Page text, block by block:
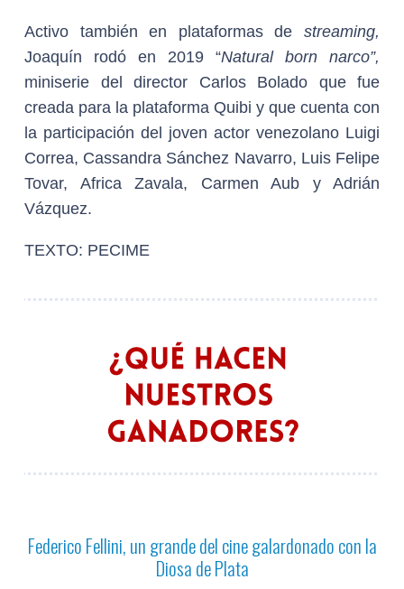
Activo también en plataformas de streaming,
Joaquín rodó en 2019 “Natural born narco”,
miniserie del director Carlos Bolado que fue
creada para la plataforma Quibi y que cuenta con
la participación del joven actor venezolano Luigi
Correa, Cassandra Sánchez Navarro, Luis Felipe
Tovar, Africa Zavala, Carmen Aub y Adrián
Vázquez.
TEXTO: PECIME
Federico Fellini, un grande del cine galardonado con la
Diosa de Plata